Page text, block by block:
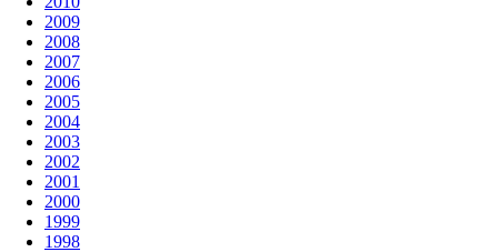
2009
2008
2007
2006
2005
2004
2003
2002
2001
2000
1999
1998